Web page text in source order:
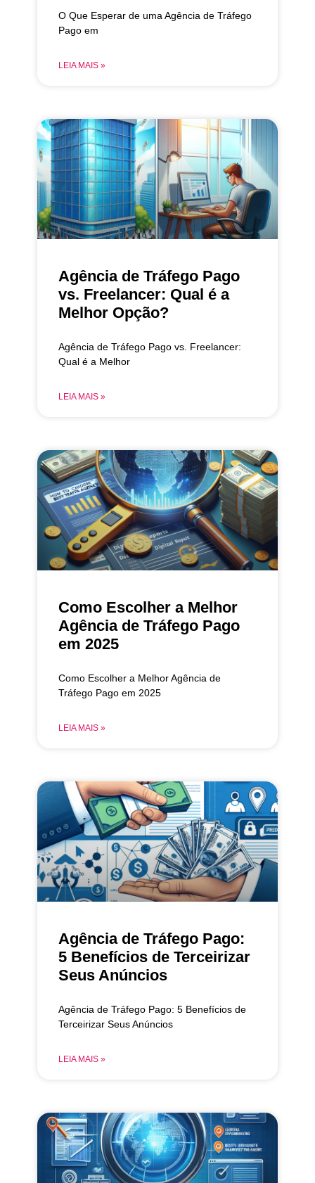
O Que Esperar de uma Agência de Tráfego
Pago em
LEIA MAIS »
Agência de Tráfego Pago
vs. Freelancer: Qual é a
Melhor Opção?
Agência de Tráfego Pago vs. Freelancer:
Qual é a Melhor
LEIA MAIS »
Como Escolher a Melhor
Agência de Tráfego Pago
em 2025
Como Escolher a Melhor Agência de
Tráfego Pago em 2025
LEIA MAIS »
Agência de Tráfego Pago:
5 Benefícios de Terceirizar
Seus Anúncios
Agência de Tráfego Pago: 5 Benefícios de
Terceirizar Seus Anúncios
LEIA MAIS »